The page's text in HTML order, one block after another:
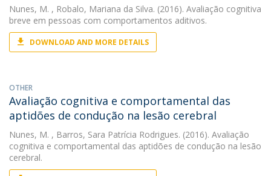
Nunes, M. , Robalo, Mariana da Silva. (2016). Avaliação cognitiva
breve em pessoas com comportamentos aditivos.
DOWNLOAD AND MORE DETAILS
OTHER
Avaliação cognitiva e comportamental das
aptidões de condução na lesão cerebral
Nunes, M. , Barros, Sara Patrícia Rodrigues. (2016). Avaliação
cognitiva e comportamental das aptidões de condução na lesão
cerebral.